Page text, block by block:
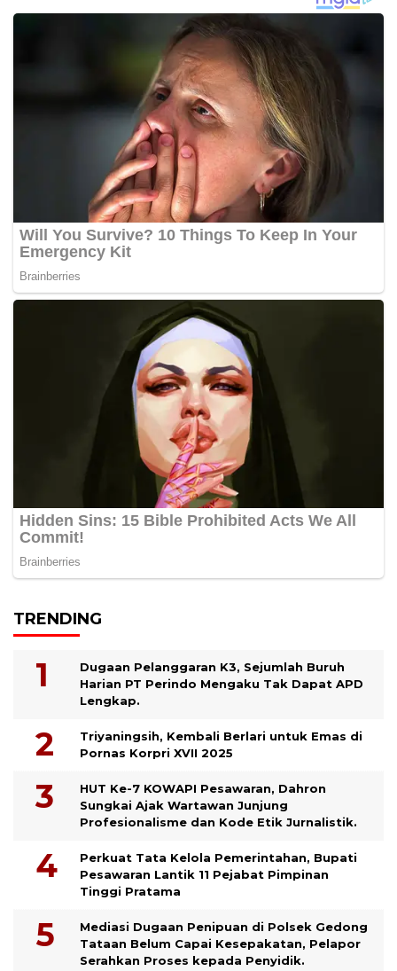
TRENDING
Dugaan Pelanggaran K3, Sejumlah Buruh
Harian PT Perindo Mengaku Tak Dapat APD
Lengkap.
Triyaningsih, Kembali Berlari untuk Emas di
Pornas Korpri XVII 2025
HUT Ke-7 KOWAPI Pesawaran, Dahron
Sungkai Ajak Wartawan Junjung
Profesionalisme dan Kode Etik Jurnalistik.
Perkuat Tata Kelola Pemerintahan, Bupati
Pesawaran Lantik 11 Pejabat Pimpinan
Tinggi Pratama
Mediasi Dugaan Penipuan di Polsek Gedong
Tataan Belum Capai Kesepakatan, Pelapor
Serahkan Proses kepada Penyidik.